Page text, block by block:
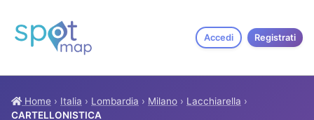
Accedi Registrati
Home › Italia › Lombardia › Milano › Lacchiarella ›
CARTELLONISTICA